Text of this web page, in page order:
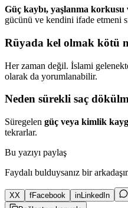
Güç kaybı, yaşlanma
gücünü ve kendini ifade etmeni
Rüyada kel olmak kötü
Her zaman değil. İslami
olarak da yorumlanabilir.
Neden sürekli saç
Süregelen güç veya kimlik
tekrarlar.
Bu yazıyı paylaş
Faydalı bulduysanız bir
XX fFacebook inLinkedIn